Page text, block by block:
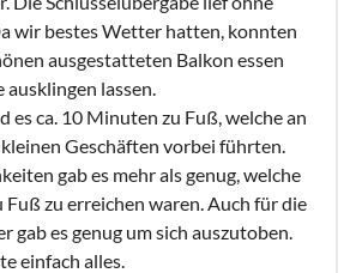
wir bestes Wetter hatten, konnten
ausgestatteten Balkon essen
lassen.
es ca. 10 Minuten zu Fuß, welche an
Geschäften vorbei führten.
gab es mehr als genug, welche
zu erreichen waren. Auch für die
gab es genug um sich auszutoben.
einfach alles.